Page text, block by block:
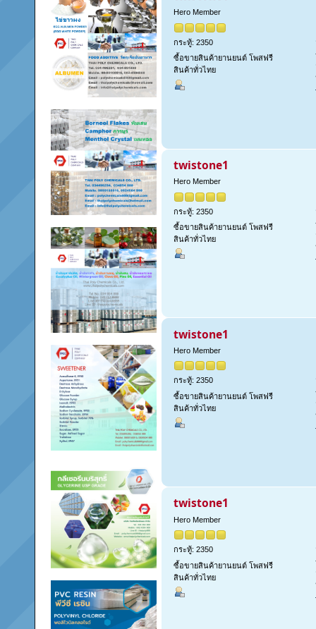
Hero Member
กระทู้: 2350
ซื้อขายสินค้ายานยนต์ โพสฟรี
สินค้าทั่วไทย
twistone1
Hero Member
กระทู้: 2350
ซื้อขายสินค้ายานยนต์ โพสฟรี
สินค้าทั่วไทย
twistone1
Hero Member
กระทู้: 2350
ซื้อขายสินค้ายานยนต์ โพสฟรี
สินค้าทั่วไทย
twistone1
Hero Member
กระทู้: 2350
ซื้อขายสินค้ายานยนต์ โพสฟรี
สินค้าทั่วไทย